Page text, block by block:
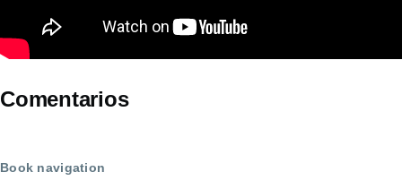
Comentarios
Book navigation